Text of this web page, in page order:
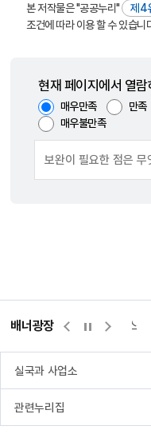
본 저작물은 "공공누리"
제4
조건에 따라 이용 할 수 있습니
현재 페이지에서 열
매우만족 만족
매우불만족
배너광장
량바로처리센터 위택스
실국과 사업소
관련누리집